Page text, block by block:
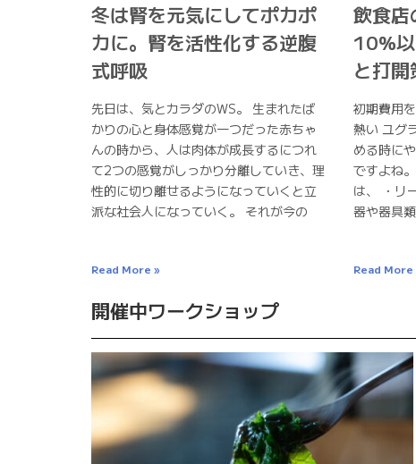
冬は腎を元気にしてポカポ
カに。腎を活性化する逆腹
式呼吸
先日は、気とカラダのWS。 生まれたば
かりの心と身体感覚が一つだった赤ちゃ
んの時から、人は肉体が成長するにつれ
て2つの感覚がしっかり分離していき、理
性的に切り離せるようになっていくと立
派な社会人になっていく。 それが今の
Read More »
飲食店
10%
と打開
初期費用
熱い ユグ
める時に
ですよね
は、 ・リ
器や器具
Read More
開催中ワークショップ